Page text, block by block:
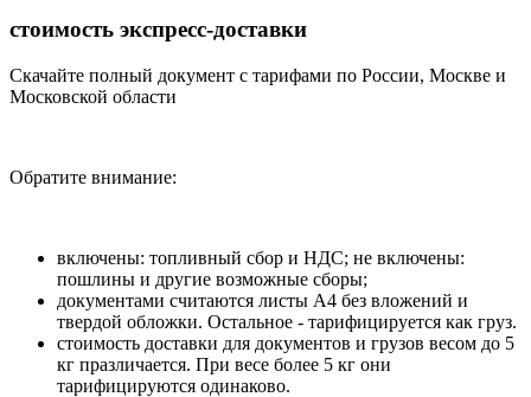
стоимость экспресс-доставки
Скачайте полный документ с тарифами по России, Москве и
Московской области
Обратите внимание:
включены: топливный сбор и НДС; не включены:
пошлины и другие возможные сборы;
документами считаются листы А4 без вложений и
твердой обложки. Остальное - тарифицируется как груз.
стоимость доставки для документов и грузов весом до 5
кг празличается. При весе более 5 кг они
тарифицируются одинаково.